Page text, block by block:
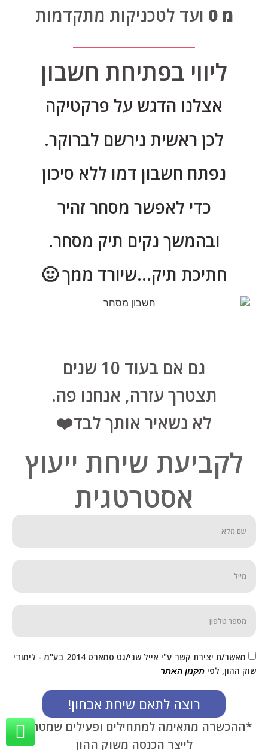
מ 0
ועד לטכניקות מתקדמות
ליווי בפתיחת חשבון
אצלנו הדגש על פרקטיקה
לכן ראשית נירשם לברוקר.
נפתח חשבון דמו ללא סיכון
כדי לאפשר מסחר זהיר
ובהמשך נקים תיק מסחר.
חתיכת תיק…שיורד ממך 🙂
גם אם בעוד 10 שנים
תצטרך עזרה, אנחנו פה.
לא נשאיר אותך לבד❤️
לקביעת שיחת ייעוץ
אסטרטגית
מאשר/ת יצירת קשר ע"י אייל שני/גט סמארט 2014 בע"מ - לימודי
שוק ההון, לפי תקנון האתר
רוצה לתאם שיחת אבחון!
*ההכשרה מתאימה למתחילים ופעילים שמטרתם
לייצר הכנסה משוק ההון